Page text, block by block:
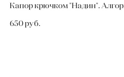
Капор крючком "Надин".
650 pуб.